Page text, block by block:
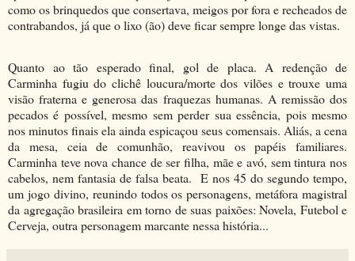
como os brinquedos que consertava, meigos por fora e recheados de
contrabandos, já que o lixo (ão) deve ficar sempre longe das vistas.
Quanto ao tão esperado final, gol de placa. A redenção de
Carminha fugiu do clichê loucura/morte dos vilões e trouxe uma
visão fraterna e generosa das fraquezas humanas. A remissão dos
pecados é possível, mesmo sem perder sua essência, pois mesmo
nos minutos finais ela ainda espicaçou seus comensais. Aliás, a cena
da mesa, ceia de comunhão, reavivou os papéis familiares.
Carminha teve nova chance de ser filha, mãe e avó, sem tintura nos
cabelos, nem fantasia de falsa beata. E nos 45 do segundo tempo,
um jogo divino, reunindo todos os personagens, metáfora magistral
da agregação brasileira em torno de suas paixões: Novela, Futebol e
Cerveja, outra personagem marcante nessa história...